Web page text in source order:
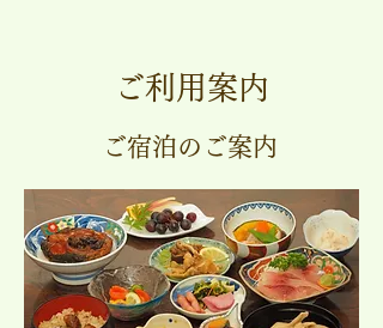
ご利用案内
ご宿泊のご案内